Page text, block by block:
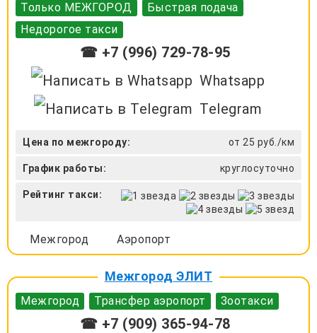
Только МЕЖГОРОД
Быстрая подача
Недорогое такси
☎ +7 (996) 729-78-95
Whatsapp
Telegram
Цена по межгороду: от 25 руб./км
График работы: круглосуточно
Рейтинг такси:
Межгород Аэропорт
Межгород ЭЛИТ
Межгород Трансфер аэропорт Зоотакси
☎ +7 (909) 365-94-78